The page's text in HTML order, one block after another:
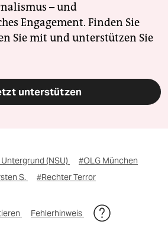
– und
Engagement. Finden Sie
Sie mit und unterstützen Sie
unterstützen
(NSU)
#OLG München
S. #Rechter Terror
Fehlerhinweis